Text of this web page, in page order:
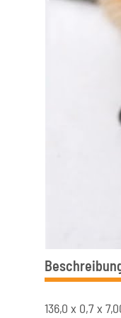
136,0 x 0,7 x